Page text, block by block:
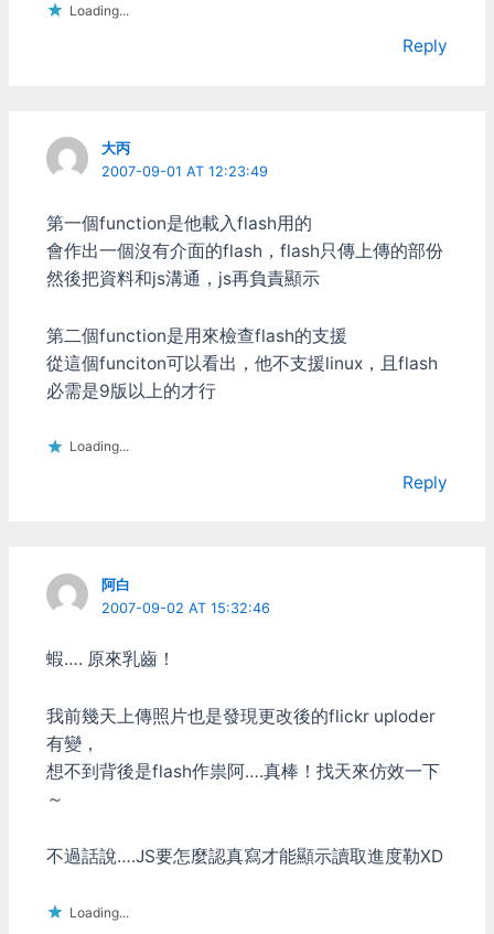
式會抱怨"磁碟空間不足"而
擇同步任何檔案，他都一律
拒絕工作，不明白這是什麼
給他1GB空間讓他作事了。
Loading...
Reply
大丙
2007-09-01 AT 12:23:49
第一個function是他載入flash用的
會作出一個沒有介面的flash，flash只傳上傳的部份
然後把資料和js溝通，js再負責顯示
第二個function是用來檢查flash的支援
從這個funciton可以看出，他不支援linux，且flash
必需是9版以上的才行
Loading...
Reply
阿白
2007-09-02 AT 15:32:46
蝦…. 原來乳齒！
我前幾天上傳照片也是發現更改後的flickr uploder
有變，
想不到背後是flash作祟阿….真棒！找天來仿效一下
～
不過話說….JS要怎麼認真寫才能顯示讀取進度勒XD
Loading...